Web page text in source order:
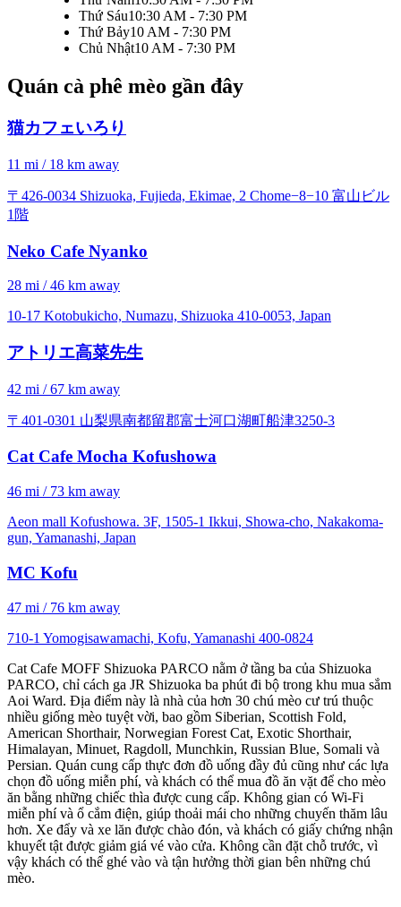
Thứ Sáu10:30 AM - 7:30 PM
Thứ Bảy10 AM - 7:30 PM
Chủ Nhật10 AM - 7:30 PM
Quán cà phê mèo gần đây
猫カフェいろり
11 mi / 18 km away
〒426-0034 Shizuoka, Fujieda, Ekimae, 2 Chome−8−10 富山ビル
1階
Neko Cafe Nyanko
28 mi / 46 km away
10-17 Kotobukicho, Numazu, Shizuoka 410-0053, Japan
アトリエ高菜先生
42 mi / 67 km away
〒401-0301 山梨県南都留郡富士河口湖町船津3250-3
Cat Cafe Mocha Kofushowa
46 mi / 73 km away
Aeon mall Kofushowa. 3F, 1505-1 Ikkui, Showa-cho, Nakakoma-
gun, Yamanashi, Japan
MC Kofu
47 mi / 76 km away
710-1 Yomogisawamachi, Kofu, Yamanashi 400-0824
Cat Cafe MOFF Shizuoka PARCO nằm ở tầng ba của Shizuoka
PARCO, chỉ cách ga JR Shizuoka ba phút đi bộ trong khu mua sắm
Aoi Ward. Địa điểm này là nhà của hơn 30 chú mèo cư trú thuộc
nhiều giống mèo tuyệt vời, bao gồm Siberian, Scottish Fold,
American Shorthair, Norwegian Forest Cat, Exotic Shorthair,
Himalayan, Minuet, Ragdoll, Munchkin, Russian Blue, Somali và
Persian. Quán cung cấp thực đơn đồ uống đầy đủ cũng như các lựa
chọn đồ uống miễn phí, và khách có thể mua đồ ăn vặt để cho mèo
ăn bằng những chiếc thìa được cung cấp. Không gian có Wi-Fi
miễn phí và ổ cắm điện, giúp thoải mái cho những chuyến thăm lâu
hơn. Xe đẩy và xe lăn được chào đón, và khách có giấy chứng nhận
khuyết tật được giảm giá vé vào cửa. Không cần đặt chỗ trước, vì
vậy khách có thể ghé vào và tận hưởng thời gian bên những chú
mèo.